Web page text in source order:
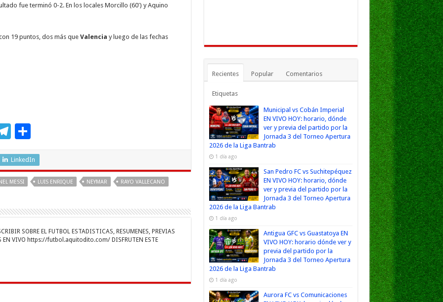
fue terminó 0-2. En los locales Morcillo (60′) y Aquino
19 puntos, dos más que Valencia y luego de las fechas
T
e
gr
m
C
m
p
ti
r
LinkedIn
MESSI LUIS ENRIQUE NEYMAR RAYO VALLECANO
SOBRE EL FUTBOL ESTADISTICAS, RESUMENES, PREVIAS
EN VIVO https://futbol.aquitodito.com/ DISFRUTEN ESTE
Recientes Popular Comentarios
Etiquetas
Municipal vs Cobán Imperial
EN VIVO HOY: horario, dónde
ver y previa del partido por la
Jornada 3 del Torneo Apertura
2026 de la Liga Bantrab
1 día ago
San Pedro FC vs Suchitepéquez
EN VIVO HOY: horario, dónde
ver y previa del partido por la
Jornada 3 del Torneo Apertura
2026 de la Liga Bantrab
1 día ago
Antigua GFC vs Guastatoya EN
VIVO HOY: horario dónde ver y
previa del partido por la
Jornada 3 del Torneo Apertura
2026 de la Liga Bantrab
1 día ago
Aurora FC vs Comunicaciones